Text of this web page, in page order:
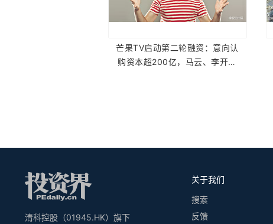
芒果TV启动第二轮融资：意向认
购资本超200亿，马云、李开复
清科控股（01945.HK）旗下
关于我们
搜索
反馈